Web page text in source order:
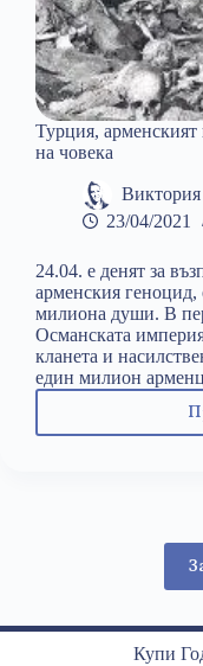
Турция, арменският
на човека
Виктория
23/04/2021
24.04. е денят за
арменския
милиона души. В
Османската
кланета и
един милион
Купи